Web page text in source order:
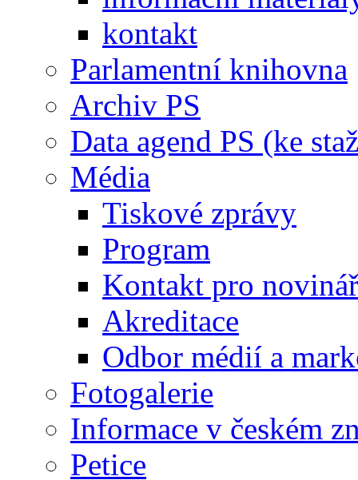
kontakt
Parlamentní knihovna
Archiv PS
Data agend PS (ke
Média
Tiskové zprávy
Program
Kontakt pro
Akreditace
Odbor médií a
Fotogalerie
Informace v českém
Petice